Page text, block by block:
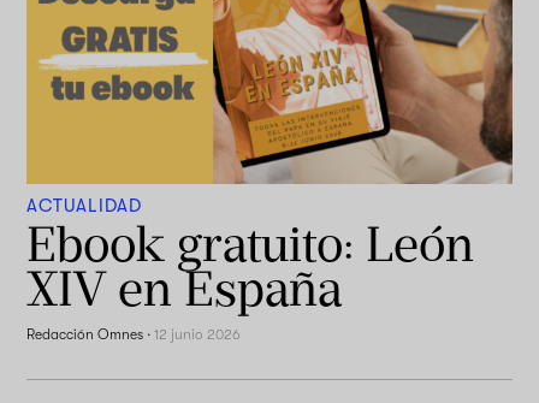
ACTUALIDAD
Ebook gratuito: León
XIV en España
Redacción Omnes ·12 junio 2026